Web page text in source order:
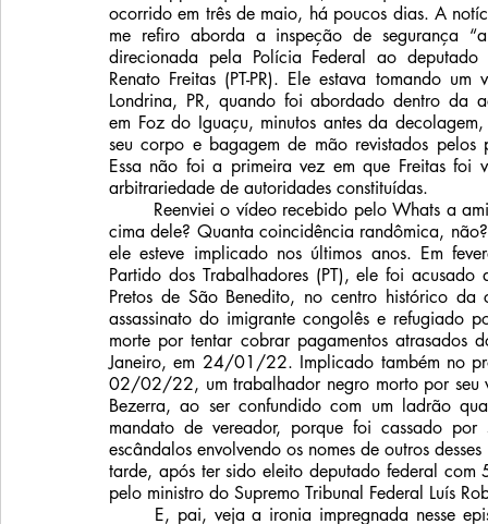
ocorrido em três de maio, há poucos dias. A
me refiro aborda a inspeção de segurança
direcionada pela Polícia Federal ao deputado
Renato Freitas (PT-PR). Ele estava tomando um
Londrina, PR, quando foi abordado dentro da
em Foz do Iguaçu, minutos antes da
seu corpo e bagagem de mão revistados pelos
Essa não foi a primeira vez em que Freitas foi
arbitrariedade de autoridades constituídas.
cima dele? Quanta coincidência randômica,
ele esteve implicado nos últimos anos. Em
Partido dos Trabalhadores (PT), ele foi
Pretos de São Benedito, no centro histórico
assassinato do imigrante congolês e refugiado
morte por tentar cobrar pagamentos
Janeiro, em 24/01/22. Implicado também no
02/02/22, um trabalhador negro morto por seu
Bezerra, ao ser confundido com um ladrão
mandato de vereador, porque foi cassado
escândalos envolvendo os nomes de outros
tarde, após ter sido eleito deputado federal
pelo ministro do Supremo Tribunal Federal Luís